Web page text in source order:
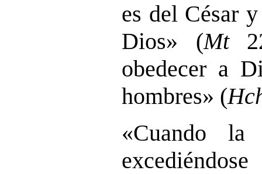
es del César
Dios» (Mt
obedecer a
hombres» (
«Cuando la